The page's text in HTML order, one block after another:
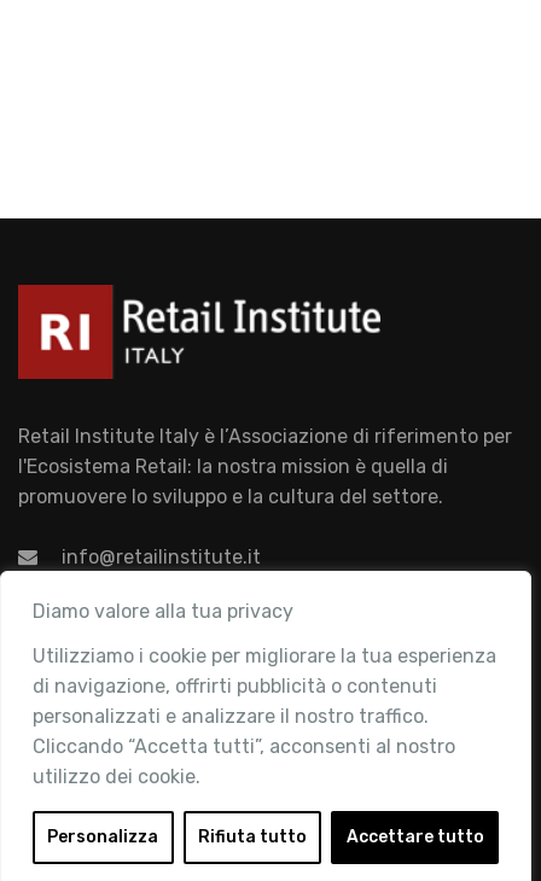
Diamo valore alla tua privacy
Utilizziamo i cookie per migliorare la tua esperienza
di navigazione, offrirti pubblicità o contenuti
personalizzati e analizzare il nostro traffico.
Cliccando “Accetta tutti”, acconsenti al nostro
utilizzo dei cookie.
Personalizza Rifiuta tutto Accettare tutto
Retail Institute Italy è l’Associazione di riferimento per
l'Ecosistema Retail: la nostra mission è quella di
promuovere lo sviluppo e la cultura del settore.
info@retailinstitute.it
Associazione
Chi siamo
Attività
Contatti
Area Riservata
Login
Diventa Socio